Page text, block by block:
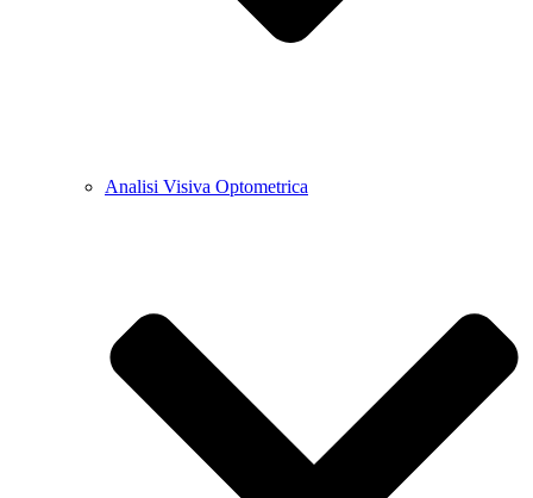
Analisi Visiva Optometrica